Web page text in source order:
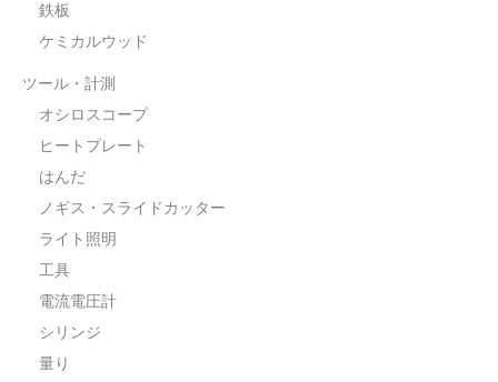
鉄板
ケミカルウッド
ツール・計測
オシロスコープ
ヒートプレート
はんだ
ノギス・スライドカッター
ライト照明
工具
電流電圧計
シリンジ
量り